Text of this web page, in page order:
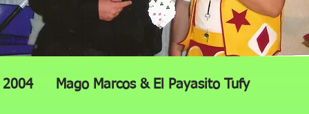
2004 Mago Marcos & El Payasito Tufy